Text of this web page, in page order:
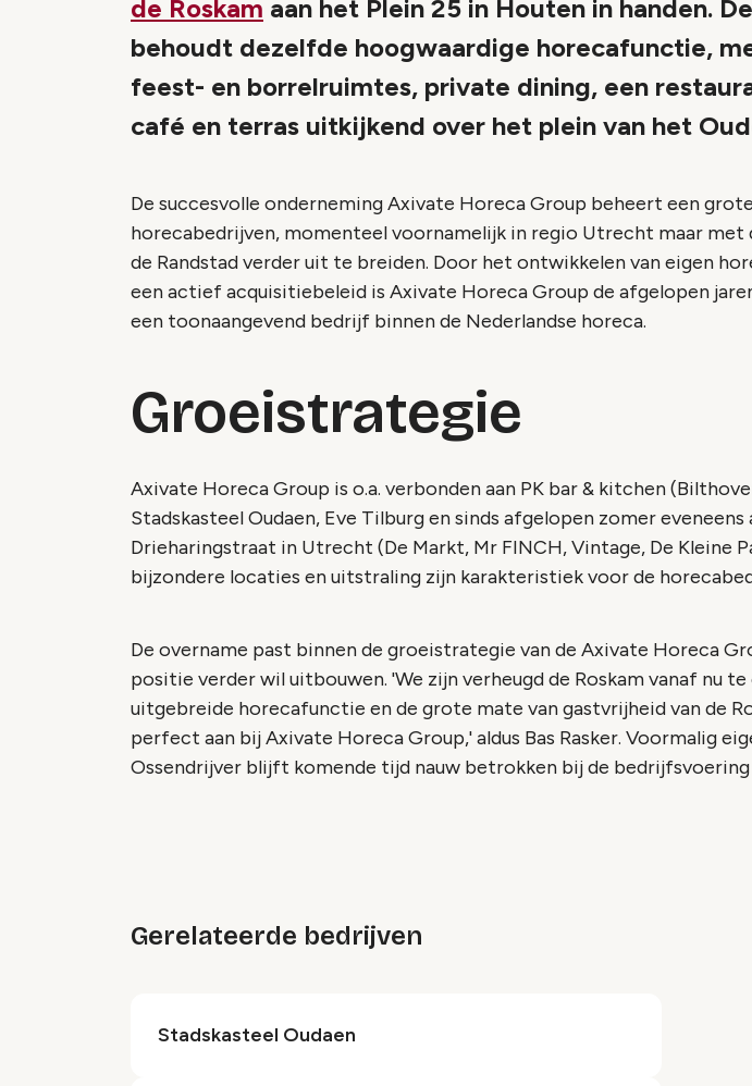
de Roskam aan het Plein 25 in Houten in handen.
behoudt dezelfde hoogwaardige horecafunctie,
feest- en borrelruimtes, private dining, een
café en terras uitkijkend over het plein van het
De succesvolle onderneming Axivate Horeca Group beheert een
horecabedrijven, momenteel voornamelijk in regio Utrecht maar met
de Randstad verder uit te breiden. Door het ontwikkelen van eigen
een actief acquisitiebeleid is Axivate Horeca Group de afgelopen
een toonaangevend bedrijf binnen de Nederlandse horeca.
Groeistrategie
Axivate Horeca Group is o.a. verbonden aan PK bar & kitchen
Stadskasteel Oudaen, Eve Tilburg en sinds afgelopen zomer eveneens
Drieharingstraat in Utrecht (De Markt, Mr FINCH, Vintage, De Kleine
bijzondere locaties en uitstraling zijn karakteristiek voor de
De overname past binnen de groeistrategie van de Axivate Horeca
positie verder wil uitbouwen. 'We zijn verheugd de Roskam vanaf nu
uitgebreide horecafunctie en de grote mate van gastvrijheid van de
perfect aan bij Axivate Horeca Group,' aldus Bas Rasker. Voormalig
Ossendrijver blijft komende tijd nauw betrokken bij de bedrijfsvoering
Gerelateerde bedrijven
Stadskasteel Oudaen